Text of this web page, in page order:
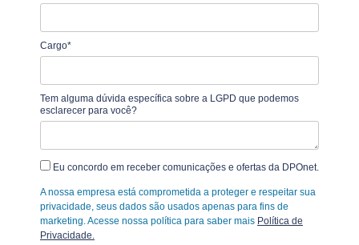
Cargo*
Tem alguma dúvida específica sobre a LGPD que podemos
esclarecer para você?
Eu concordo em receber comunicações e ofertas da DPOnet.
A nossa empresa está comprometida a proteger e respeitar sua
privacidade, seus dados são usados apenas para fins de
marketing. Acesse nossa política para saber mais Política de
Privacidade.